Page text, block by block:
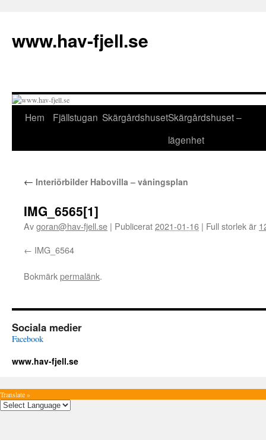
innehåll
www.hav-fjell.se
Hem Fjällstugan SkärgårdshusetSkärgårdshuset –
lägenhet
← Interiörbilder Habovilla – våningsplan
IMG_6565[1]
Avgoran@hav-fjell.se | Publicerat2021-01-16 | Full storlek är
IMG_6564
Bokmärkpermalänk.
Sociala medier
Facebook
www.hav-fjell.se
Translate »